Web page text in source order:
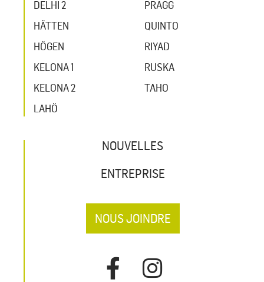
DELHI 2
HÄTTEN
HÖGEN
KELONA 1
KELONA 2
LAHÖ
PRAGG
QUINTO
RIYAD
RUSKA
TAHO
NOUVELLES
ENTREPRISE
NOUS JOINDRE